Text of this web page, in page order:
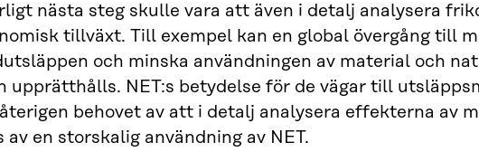
nästa steg skulle vara att även i detalj analysera
tillväxt. Till exempel kan en global övergång till
och minska användningen av material och
upprätthålls. NET:s betydelse för de vägar till
behovet av att i detalj analysera effekterna av
av en storskalig användning av NET.